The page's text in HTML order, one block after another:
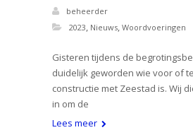
beheerder
2023, Nieuws, Woordvoeringen
Gisteren tijdens de
duidelijk geworden wie voor of
constructie met Zeestad is. Wij
in om de
Lees meer